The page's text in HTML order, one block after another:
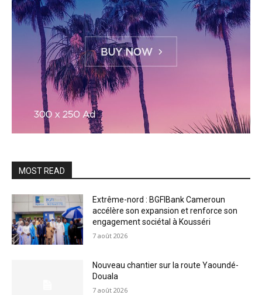
MOST READ
Extrême-nord : BGFIBank Cameroun
accélère son expansion et renforce son
engagement sociétal à Kousséri
7 août 2026
Nouveau chantier sur la route Yaoundé-
Douala
7 août 2026